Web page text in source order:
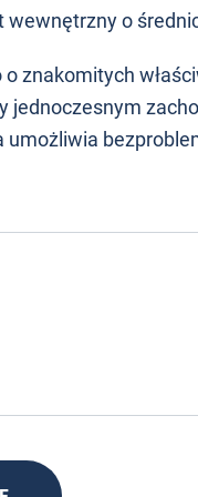
o
znakomitych
umożliwia